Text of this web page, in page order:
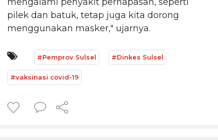
pilek dan batuk, tetap juga kita dorong
menggunakan masker," ujarnya.
#Pemprov Sulsel #Dinkes Sulsel
#vaksinasi covid-19